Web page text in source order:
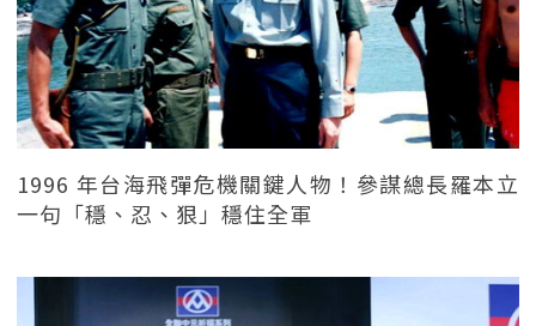
1996 年台海飛彈危機關鍵人物！參謀總長羅本立
一句「穩、忍、狠」穩住全軍